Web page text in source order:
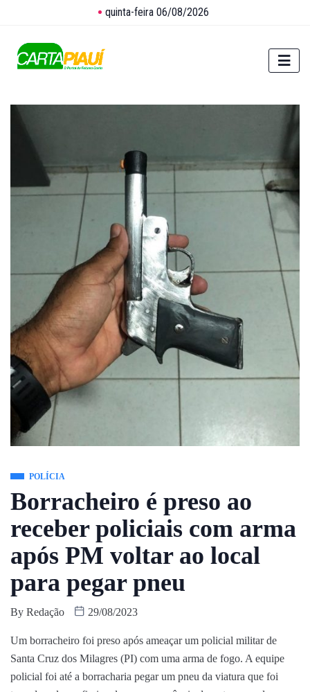
quinta-feira 06/08/2026
POLÍCIA
Borracheiro é preso ao
receber policiais com arma
após PM voltar ao local
para pegar pneu
By Redação 29/08/2023
Um borracheiro foi preso após ameaçar um policial militar de
Santa Cruz dos Milagres (PI) com uma arma de fogo. A equipe
policial foi até a borracharia pegar um pneu da viatura que foi